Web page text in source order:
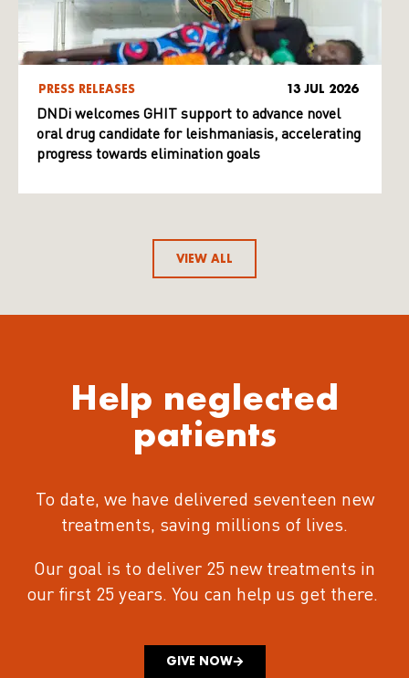
PRESS RELEASES 13 JUL 2026
DNDi welcomes GHIT support to advance novel
oral drug candidate for leishmaniasis, accelerating
progress towards elimination goals
VIEW ALL
Help neglected
patients
To date, we have delivered seventeen new
treatments, saving millions of lives.
Our goal is to deliver 25 new treatments in
our first 25 years. You can help us get there.
GIVE NOW